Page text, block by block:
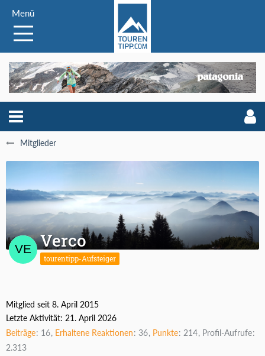
Menü
Mitglieder
Verco
tourentipp-Aufsteiger
Mitglied seit 8. April 2015
Letzte Aktivität: 21. April 2026
Beiträge 16 Erhaltene Reaktionen 36 Punkte 214 Profil-Aufrufe
2.313